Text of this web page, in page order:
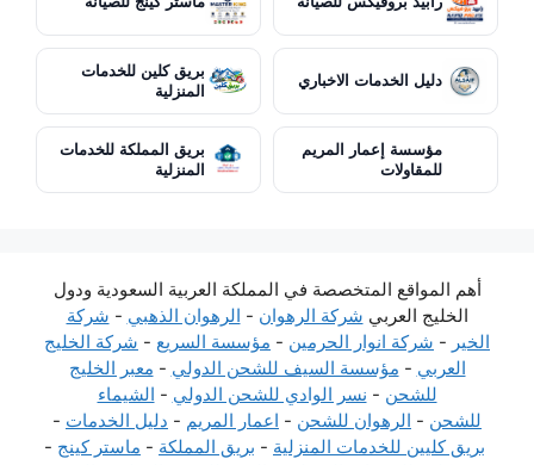
دليل الخدمات الاخباري
بريق كلين للخدمات
المنزلية
مؤسسة إعمار المريم
للمقاولات
بريق المملكة للخدمات
المنزلية
أهم المواقع المتخصصة في المملكة العربية السعودية ودول
الخليج العربي شركة الرهوان - الرهوان الذهبي - شركة
الخير - شركة انوار الحرمين - مؤسسة السريع - شركة الخليج
العربي - مؤسسة السيف للشحن الدولي - معبر الخليج
للشحن - نسر الوادي للشحن الدولي - الشيماء
للشحن - الرهوان للشحن - اعمار المريم - دليل الخدمات -
بريق كليين للخدمات المنزلية - بريق المملكة - ماستر كينج -